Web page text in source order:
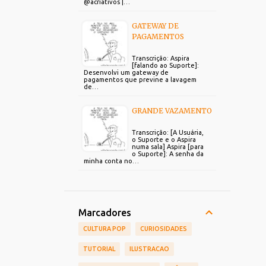
@acriativos |…
GATEWAY DE
PAGAMENTOS
Transcrição: Aspira
[falando ao Suporte]:
Desenvolvi um gateway de
pagamentos que previne a lavagem
de…
GRANDE VAZAMENTO
Transcrição: [A Usuária,
o Suporte e o Aspira
numa sala] Aspira [para
o Suporte]: A senha da
minha conta no…
Marcadores
CULTURA POP CURIOSIDADES
TUTORIAL ILUSTRACAO